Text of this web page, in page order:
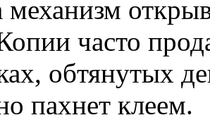
часто
обтянутых
пахнет клеем.